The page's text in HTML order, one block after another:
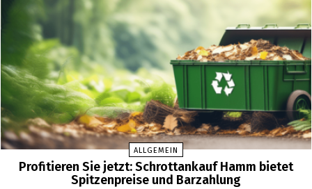
ALLGEMEIN
Profitieren Sie jetzt: Schrottankauf Hamm bietet
Spitzenpreise und Barzahlung